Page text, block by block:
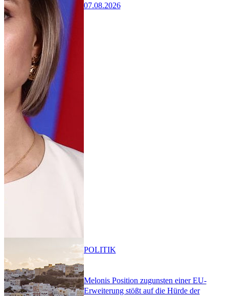
07.08.2026
Melonis Position zugunsten einer EU-
Erweiterung stößt auf die Hürde der
POLITIK